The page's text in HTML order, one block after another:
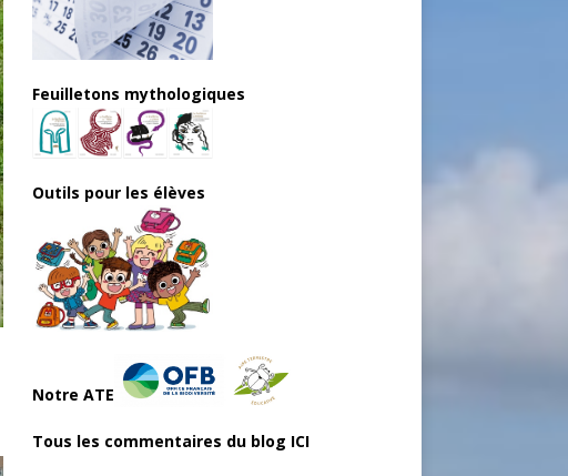
Feuilletons mythologiques
Outils pour les élèves
Notre ATE
Tous les commentaires du blog ICI